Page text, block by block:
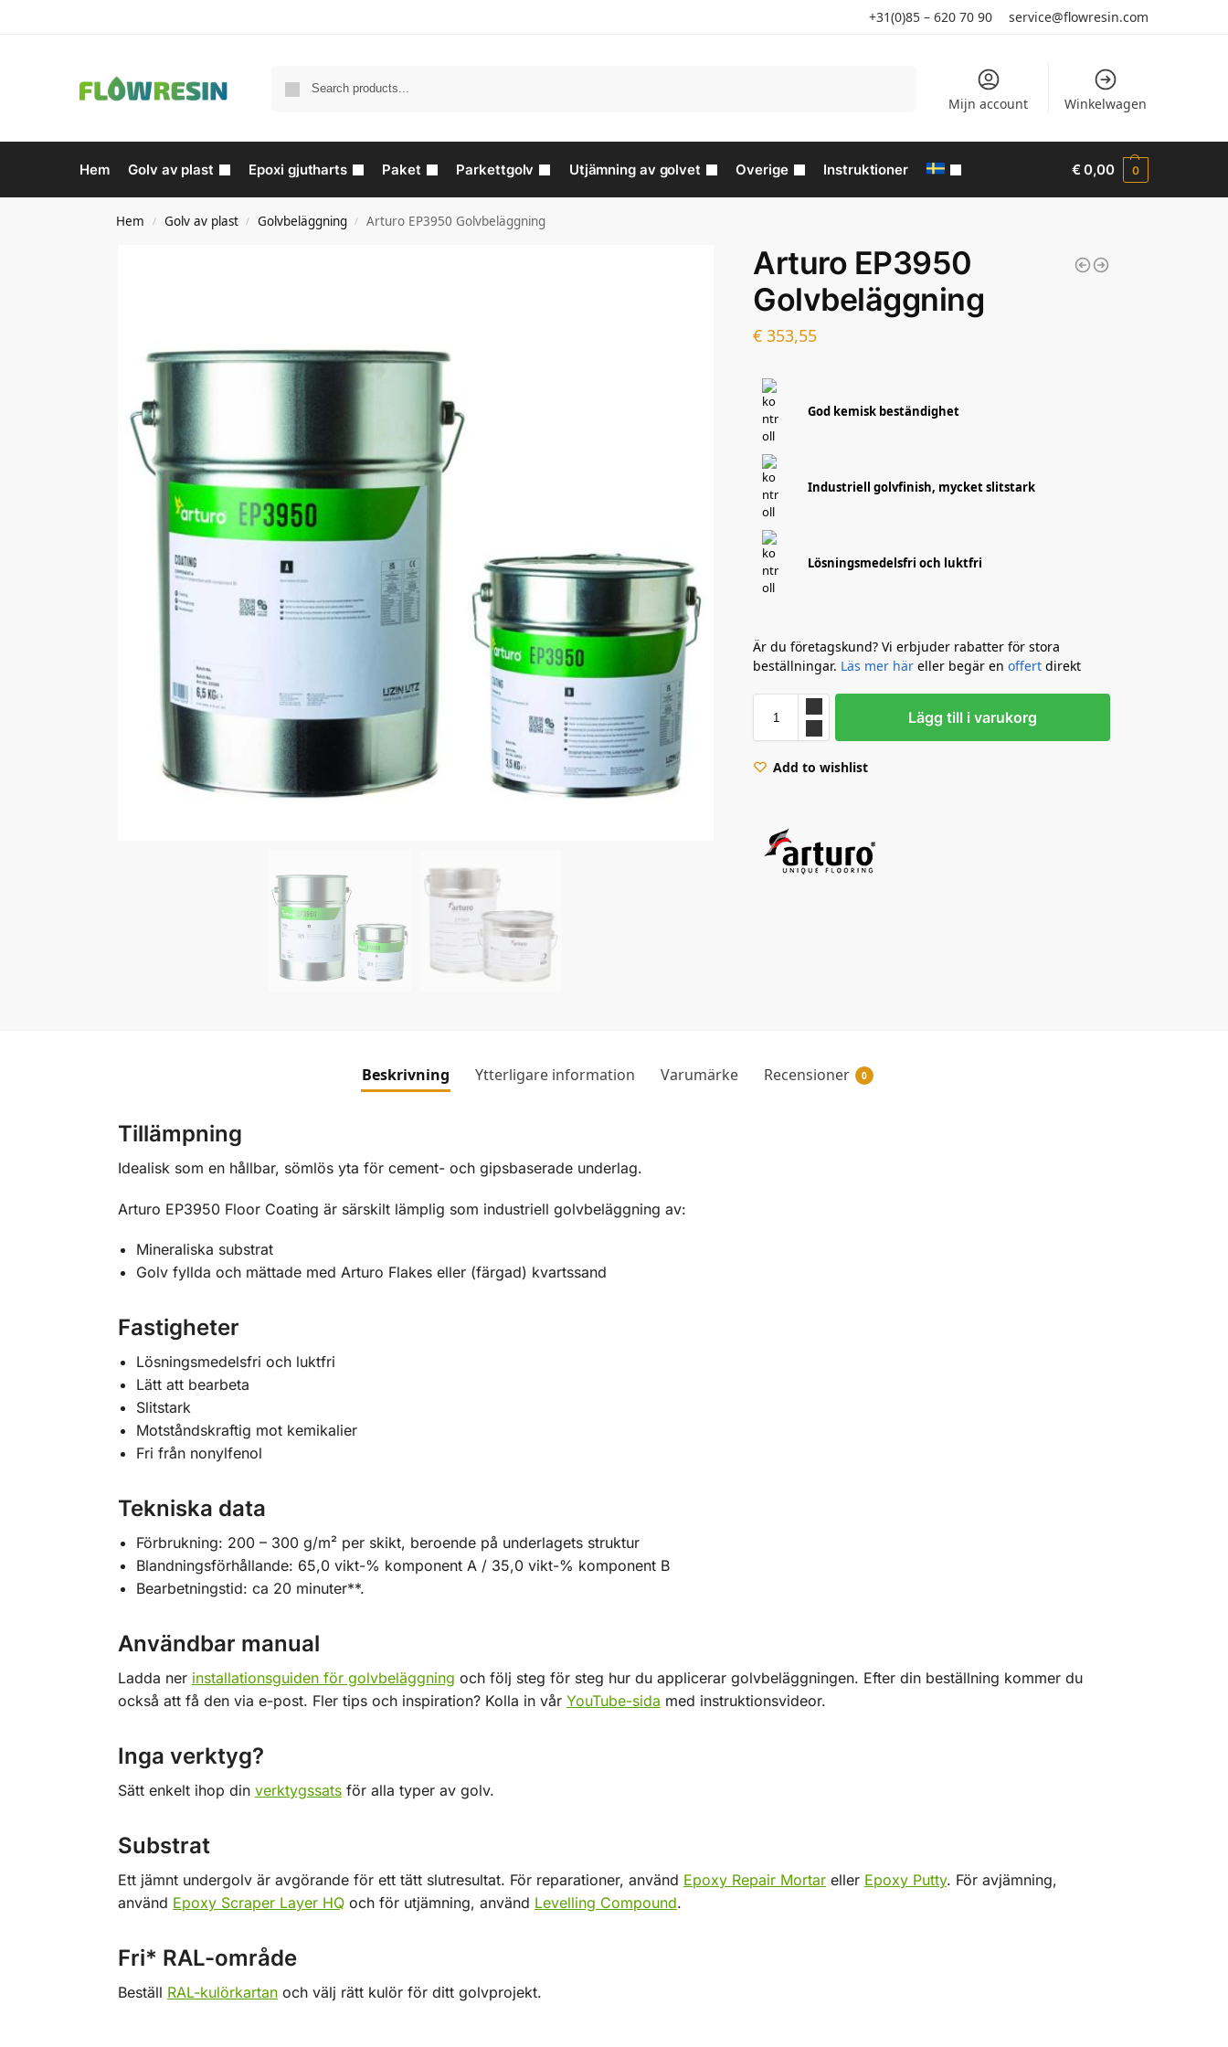
+31(0)85 – 620 70 90 service@flowresin.com
Mijn account Winkelwagen
Hem Golv av plast Epoxi gjutharts Paket Parkettgolv Utjämning av golvet Overige Instruktioner €0,00 0
Hem / Golv av plast / Golvbeläggning / Arturo EP3950 Golvbeläggning
Arturo EP3950
Golvbeläggning
€ 353,55
God kemisk beständighet
Industriell golvfinish, mycket slitstark
Lösningsmedelsfri och luktfri
Är du företagskund? Vi erbjuder rabatter för stora
beställningar. Läs mer här eller begär enoffert direkt
Lägg till i varukorg
Add to wishlist
Beskrivning Ytterligare information Varumärke Recensioner 0
Tillämpning
Idealisk som en hållbar, sömlös yta för cement- och gipsbaserade underlag.
Arturo EP3950 Floor Coating är särskilt lämplig som industriell golvbeläggning av:
Mineraliska substrat
Golv fyllda och mättade med Arturo Flakes eller (färgad) kvartssand
Fastigheter
Lösningsmedelsfri och luktfri
Lätt att bearbeta
Slitstark
Motståndskraftig mot kemikalier
Fri från nonylfenol
Tekniska data
Förbrukning: 200 – 300 g/m² per skikt, beroende på underlagets struktur
Blandningsförhållande: 65,0 vikt-% komponent A / 35,0 vikt-% komponent B
Bearbetningstid: ca 20 minuter**.
Användbar manual
Ladda ner installationsguiden för golvbeläggning och följ steg för steg hur du applicerar golvbeläggningen. Efter din beställning kommer du
också att få den via e-post. Fler tips och inspiration? Kolla in vår YouTube-sida med instruktionsvideor.
Inga verktyg?
Sätt enkelt ihop din verktygssatsför alla typer av golv.
Substrat
Ett jämnt undergolv är avgörande för ett tätt slutresultat. För reparationer, använd Epoxy Repair Mortareller Epoxy Putty. För avjämning,
använd Epoxy Scraper Layer HQoch för utjämning, använd Levelling Compound.
Fri* RAL-område
Beställ RAL-kulörkartanoch välj rätt kulör för ditt golvprojekt.